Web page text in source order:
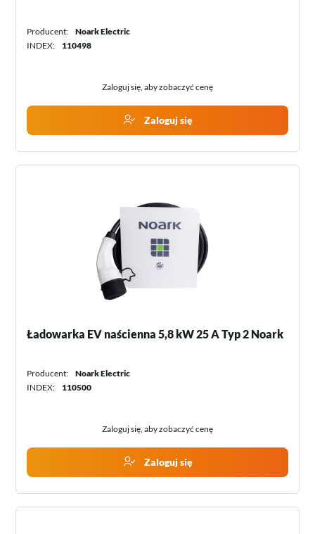
Producent:
Noark Electric
INDEX:
110498
Zaloguj się, aby zobaczyć cenę
Zaloguj się
Ładowarka EV naścienna 5,8 kW 25 A Typ 2 Noark
Producent:
Noark Electric
INDEX:
110500
Zaloguj się, aby zobaczyć cenę
Zaloguj się